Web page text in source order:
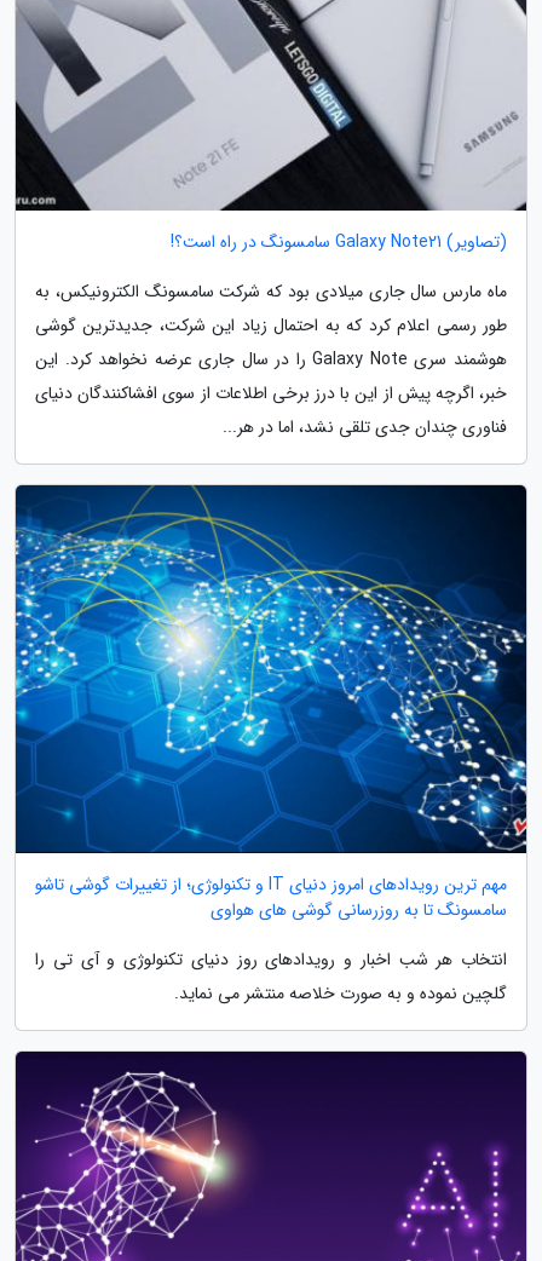
(تصاویر) Galaxy Note21 سامسونگ در راه است؟!
ماه مارس سال جاری میلادی بود که شرکت سامسونگ الکترونیکس، به
طور رسمی اعلام کرد که به احتمال زیاد این شرکت، جدیدترین گوشی
هوشمند سری Galaxy Note را در سال جاری عرضه نخواهد کرد. این
خبر، اگرچه پیش از این با درز برخی اطلاعات از سوی افشاکنندگان دنیای
فناوری چندان جدی تلقی نشد، اما در هر...
مهم ترین رویدادهای امروز دنیای IT و تکنولوژی؛ از تغییرات گوشی تاشو
سامسونگ تا به روزرسانی گوشی های هواوی
انتخاب هر شب اخبار و رویدادهای روز دنیای تکنولوژی و آی تی را
گلچین نموده و به صورت خلاصه منتشر می نماید.